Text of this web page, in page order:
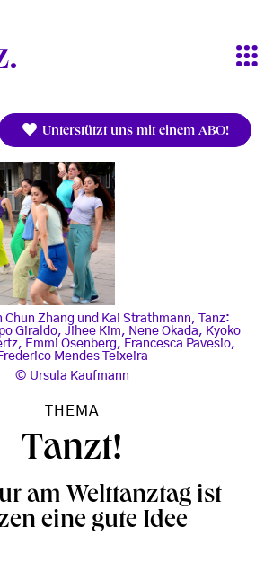
Unterstützt uns mit einem ABO!
Chun Zhang und Kai Strathmann, Tanz:
Giraldo, Jihee Kim, Nene Okada, Kyoko
Emmi Osenberg, Francesca Pavesio,
Mendes Teixeira
Ursula Kaufmann
THEMA
Tanzt!
am Welttanztag ist
eine gute Idee